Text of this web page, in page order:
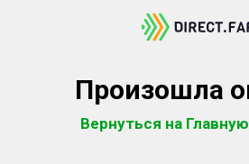
Произошла
Вернуться на